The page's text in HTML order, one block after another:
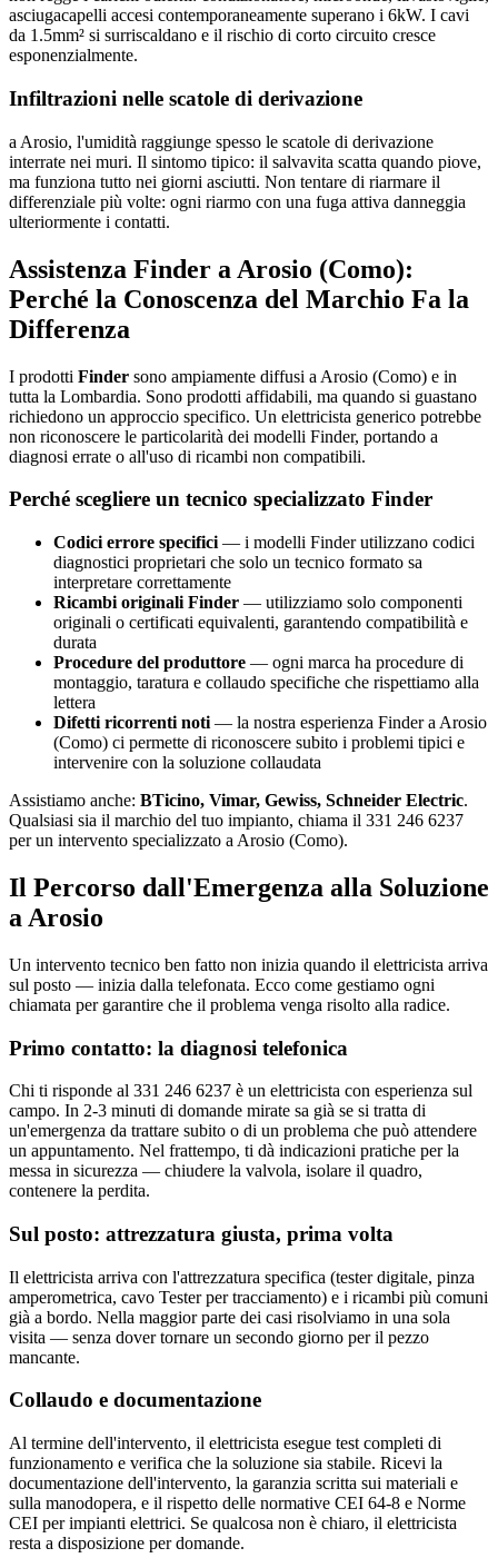
asciugacapelli accesi contemporaneamente superano i 6kW. I cavi
da 1.5mm² si surriscaldano e il rischio di corto circuito cresce
esponenzialmente.
Infiltrazioni nelle scatole di derivazione
a Arosio, l'umidità raggiunge spesso le scatole di derivazione
interrate nei muri. Il sintomo tipico: il salvavita scatta quando piove,
ma funziona tutto nei giorni asciutti. Non tentare di riarmare il
differenziale più volte: ogni riarmo con una fuga attiva danneggia
ulteriormente i contatti.
Assistenza Finder a Arosio (Como):
Perché la Conoscenza del Marchio Fa la
Differenza
I prodotti Finder sono ampiamente diffusi a Arosio (Como) e in
tutta la Lombardia. Sono prodotti affidabili, ma quando si guastano
richiedono un approccio specifico. Un elettricista generico potrebbe
non riconoscere le particolarità dei modelli Finder, portando a
diagnosi errate o all'uso di ricambi non compatibili.
Perché scegliere un tecnico specializzato Finder
Codici errore specifici — i modelli Finder utilizzano codici
diagnostici proprietari che solo un tecnico formato sa
interpretare correttamente
Ricambi originali Finder — utilizziamo solo componenti
originali o certificati equivalenti, garantendo compatibilità e
durata
Procedure del produttore — ogni marca ha procedure di
montaggio, taratura e collaudo specifiche che rispettiamo alla
lettera
Difetti ricorrenti noti — la nostra esperienza Finder a Arosio
(Como) ci permette di riconoscere subito i problemi tipici e
intervenire con la soluzione collaudata
Assistiamo anche: BTicino, Vimar, Gewiss, Schneider Electric.
Qualsiasi sia il marchio del tuo impianto, chiama il 331 246 6237
per un intervento specializzato a Arosio (Como).
Il Percorso dall'Emergenza alla Soluzione
a Arosio
Un intervento tecnico ben fatto non inizia quando il elettricista arriva
sul posto — inizia dalla telefonata. Ecco come gestiamo ogni
chiamata per garantire che il problema venga risolto alla radice.
Primo contatto: la diagnosi telefonica
Chi ti risponde al 331 246 6237 è un elettricista con esperienza sul
campo. In 2-3 minuti di domande mirate sa già se si tratta di
un'emergenza da trattare subito o di un problema che può attendere
un appuntamento. Nel frattempo, ti dà indicazioni pratiche per la
messa in sicurezza — chiudere la valvola, isolare il quadro,
contenere la perdita.
Sul posto: attrezzatura giusta, prima volta
Il elettricista arriva con l'attrezzatura specifica (tester digitale, pinza
amperometrica, cavo Tester per tracciamento) e i ricambi più comuni
già a bordo. Nella maggior parte dei casi risolviamo in una sola
visita — senza dover tornare un secondo giorno per il pezzo
mancante.
Collaudo e documentazione
Al termine dell'intervento, il elettricista esegue test completi di
funzionamento e verifica che la soluzione sia stabile. Ricevi la
documentazione dell'intervento, la garanzia scritta sui materiali e
sulla manodopera, e il rispetto delle normative CEI 64-8 e Norme
CEI per impianti elettrici. Se qualcosa non è chiaro, il elettricista
resta a disposizione per domande.